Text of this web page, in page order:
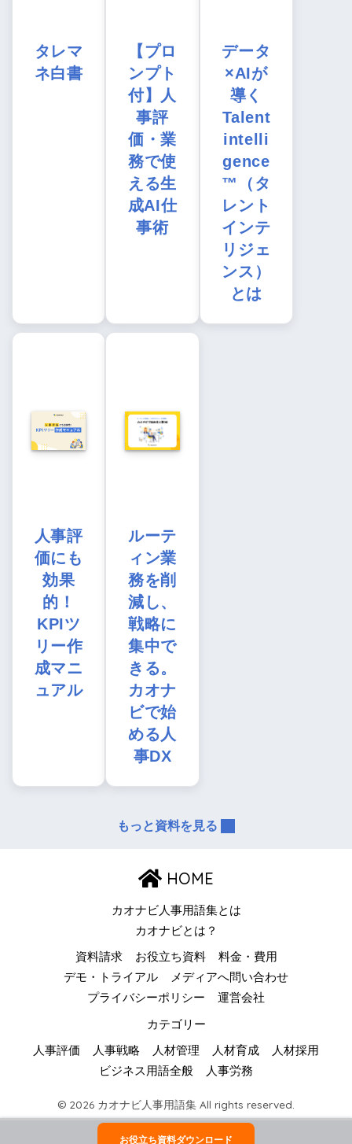
タレマ
ネ白書
【プロ
ンプト
付】人
事評
価・業
務で使
える生
成AI仕
事術
データ
×AIが
導く
Talent
intelli
gence
™（タ
レント
インテ
リジェ
ンス）
とは
人事評
価にも
効果
的！
KPIツ
リー作
成マニ
ュアル
ルーテ
ィン業
務を削
減し、
戦略に
集中で
きる。
カオナ
ビで始
める人
事DX
もっと資料を見る
HOME
カオナビ人事用語集とは
カオナビとは？
資料請求 お役立ち資料
料金・費用
デモ・トライアル
メディアへ問い合わせ
プライバシーポリシー
運営会社
カテゴリー
人事評価 人事戦略 人材管理 人材育成
人材採用
ビジネス用語全般
人事労務
© 2026 カオナビ人事用語集 All rights reserved.
お役立ち資料ダウンロード